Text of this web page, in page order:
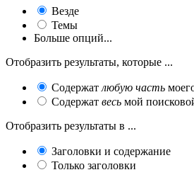
Везде
Темы
Больше опций...
Отобразить результаты, которые ...
Содержат любую часть
Содержат весь мой
Отобразить результаты в ...
Заголовки и содержание
Только заголовки